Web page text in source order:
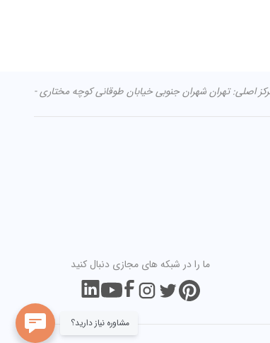
مشاوره نیاز دارید؟
ما را در شبکه های مجازی دنبال کنید